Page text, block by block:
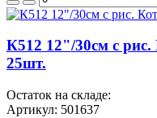
К512 12"/30см с рис.
25шт.
Остаток на складе:
Артикул: 501637